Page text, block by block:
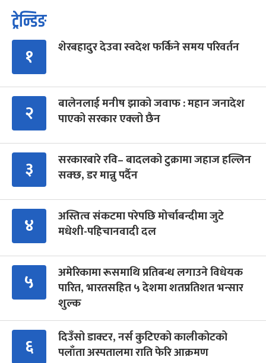
ट्रेन्डिङ
१ शेरबहादुर देउवा स्वदेश फर्किने समय परिवर्तन
२
बालेनलाई मनीष झाको जवाफ : महान जनादेश
पाएको सरकार एक्लो छैन
३
सरकारबारे रवि– बादलको टुक्रामा जहाज हल्लिन
सक्छ, डर मान्नु पर्दैन
४
अस्तित्व संकटमा परेपछि मोर्चाबन्दीमा जुटे
मधेशी-पहिचानवादी दल
५
अमेरिकामा रूसमाथि प्रतिबन्ध लगाउने विधेयक
पारित, भारतसहित ५ देशमा शतप्रतिशत भन्सार
शुल्क
६
दिउँसो डाक्टर, नर्स कुटिएको कालीकोटको
पलाँता अस्पतालमा राति फेरि आक्रमण